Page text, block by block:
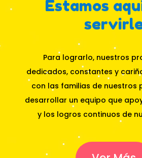
Estamos
Para lograrlo, nuestros
dedicados, constantes y
con las familias de nuestros
desarrollar un equipo que
y los logros continuos de